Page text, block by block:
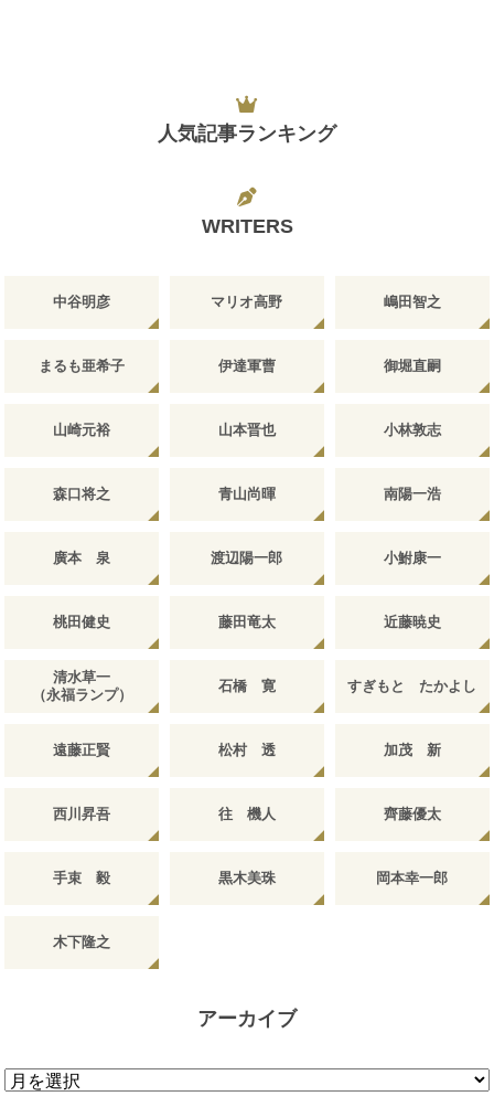
人気記事ランキング
WRITERS
中谷明彦 マリオ高野 嶋田智之
まるも亜希子 伊達軍曹 御堀直嗣
山崎元裕 山本晋也 小林敦志
森口将之 青山尚暉 南陽一浩
廣本 泉 渡辺陽一郎 小鮒康一
桃田健史 藤田竜太 近藤暁史
清水草一
（永福ランプ）
石橋 寛 すぎもと たかよし
遠藤正賢 松村 透 加茂 新
西川昇吾 往 機人 齊藤優太
手束 毅 黒木美珠 岡本幸一郎
木下隆之
アーカイブ
ア